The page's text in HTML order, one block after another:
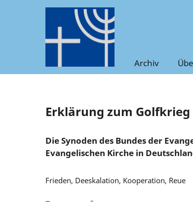
Archiv
Erklärung zum Golfkrieg
Die Synoden des Bundes der
Evangelischen Kirche in
Frieden, Deeskalation, Kooperation, Reue